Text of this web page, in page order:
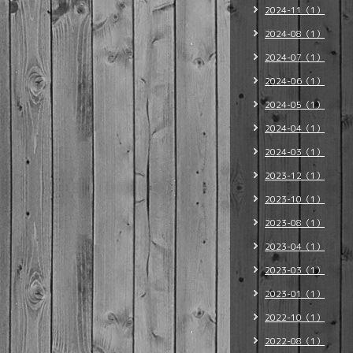
2024-11（1）
2024-08（1）
2024-07（1）
2024-06（1）
2024-05（1）
2024-04（1）
2024-03（1）
2023-12（1）
2023-10（1）
2023-08（1）
2023-04（1）
2023-03（1）
2023-01（1）
2022-10（1）
2022-08（1）